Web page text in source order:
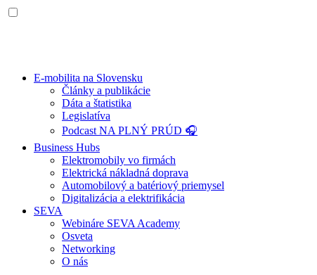
E-mobilita na Slovensku
Články a publikácie
Dáta a štatistika
Legislatíva
Podcast NA PLNÝ PRÚD 🎧
Business Hubs
Elektromobily vo firmách
Elektrická nákladná doprava
Automobilový a batériový priemysel
Digitalizácia a elektrifikácia
SEVA
Webináre SEVA Academy
Osveta
Networking
O nás